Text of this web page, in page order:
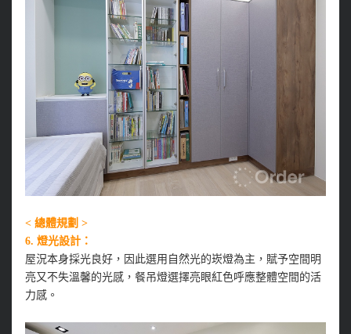
< 總體規劃 >
6. 燈光設計：
屋況本身採光良好，因此選用自然光的崁燈為主，賦予空間明
亮又不失溫馨的光感，餐吊燈選擇亮眼紅色呼應整體空間的活
力感。